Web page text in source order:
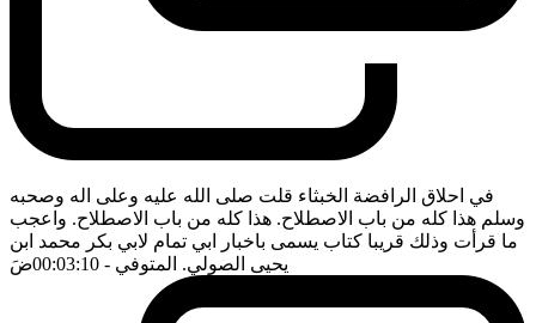
في احلاق الرافضة الخبثاء قلت صلى الله عليه وعلى اله وصحبه
وسلم هذا كله من باب الاصطلاح. هذا كله من باب الاصطلاح. واعجب
ما قرأت وذلك قريبا كتاب يسمى باخبار ابي تمام لابي بكر محمد ابن
يحيى الصولي. المتوفي - 00:03:10 ضَ